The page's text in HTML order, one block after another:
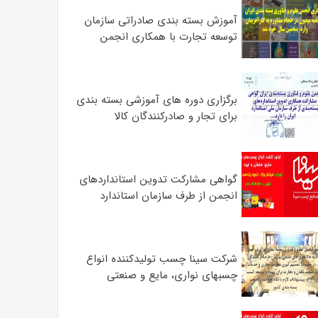
آموزش بسته بندی صادراتی سازمان
توسعه تجارت با همکاری انجمن
برگزاری دوره های آموزشی بسته بندی
برای تجار و صادرکنندگان کالا
گواهی مشارکت تدوین استانداردهای
انجمن از طرف سازمان استاندارد
شرکت سینا چسب تولیدکننده انواع
چسبهای نواری، مایع و صنعتی